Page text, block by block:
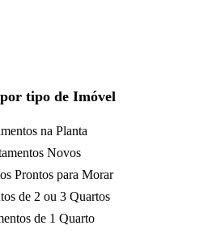
tipo de Imóvel
na Planta
Novos
Prontos para Morar
de 2 ou 3 Quartos
de 1 Quarto